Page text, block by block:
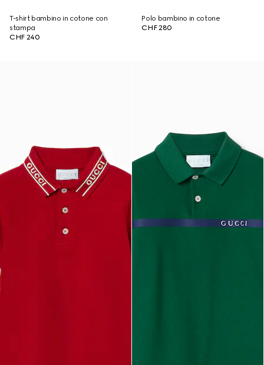
T-shirt bambino in cotone con
stampa
CHF 240
Polo bambino in cotone
CHF 280